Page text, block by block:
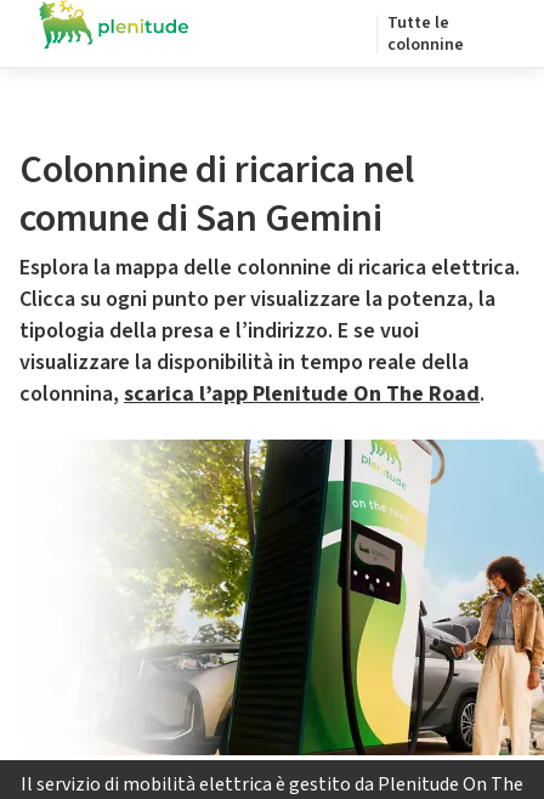
Tutte le
colonnine
Colonnine di ricarica nel
comune di San Gemini
Esplora la mappa delle colonnine di ricarica elettrica.
Clicca su ogni punto per visualizzare la potenza, la
tipologia della presa e l’indirizzo. E se vuoi
visualizzare la disponibilità in tempo reale della
colonnina, scarica l’app Plenitude On The Road.
Il servizio di mobilità elettrica è gestito da Plenitude On The